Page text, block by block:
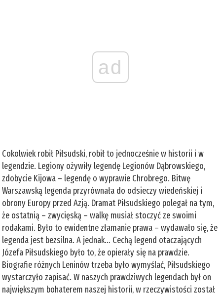
ad
Cokolwiek robił Piłsudski, robił to jednocześnie w historii i w
legendzie. Legiony ożywiły legendę Legionów Dąbrowskiego,
zdobycie Kijowa – legendę o wyprawie Chrobrego. Bitwę
Warszawską legenda przyrównała do odsieczy wiedeńskiej i
obrony Europy przed Azją. Dramat Piłsudskiego polegał na tym,
że ostatnią – zwycięską – walkę musiał stoczyć ze swoimi
rodakami. Było to ewidentne złamanie prawa – wydawało się, że
legenda jest bezsilna. A jednak… Cechą legend otaczających
Józefa Piłsudskiego było to, że opierały się na prawdzie.
Biografie różnych Leninów trzeba było wymyślać, Piłsudskiego
wystarczyło zapisać. W naszych prawdziwych legendach był on
największym bohaterem naszej historii, w rzeczywistości został